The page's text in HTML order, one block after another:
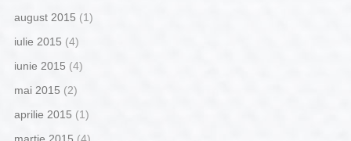
august 2015 (1)
iulie 2015 (4)
iunie 2015 (4)
mai 2015 (2)
aprilie 2015 (1)
martie 2015 (4)